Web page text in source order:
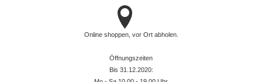
Online shoppen, vor Ort abholen.
Öffnungszeiten
Bis 31.12.2020: